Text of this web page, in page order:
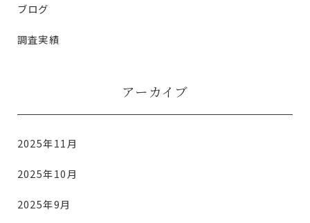
ブログ
調査実績
アーカイブ
2025年11月
2025年10月
2025年9月